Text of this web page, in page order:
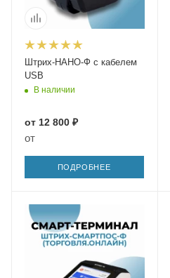
Штрих-НАНО-Ф с кабелем
USB
В наличии
от 12 800 ₽
от
ПОДРОБНЕЕ